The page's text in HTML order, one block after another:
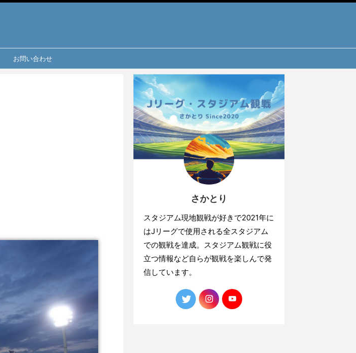
お問い合わせ
さかとり
スタジアム現地観戦が好きで2021年に
はJリーグで使用される全スタジアム
での観戦を達成。スタジアム観戦に役
立つ情報など自らが観戦を楽しんで発
信しています。